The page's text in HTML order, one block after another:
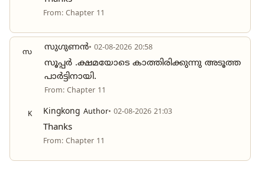
From: Chapter 11
സ സുഗുണൻ• 02-08-2026 20:58
സൂപ്പർ .ക്ഷമയോടെ കാത്തിരിക്കുന്നു അടൂത്ത
പാര്‍ട്ടിനായി.
From: Chapter 11
K Kingkong Author• 02-08-2026 21:03
Thanks
From: Chapter 11